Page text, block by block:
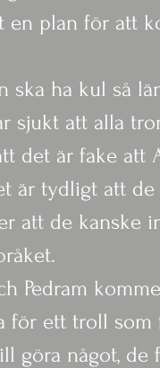
en plan för att
ska ha kul så
sjukt att alla
det är fake att
är tydligt att
att de kanske
Pedram
för ett troll som
göra något,